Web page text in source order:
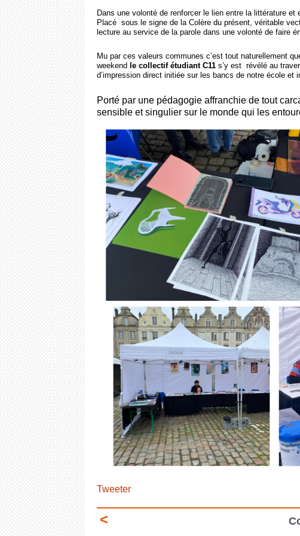
Dans une volonté de renforcer le lien entre la littérature
Placé sous le signe de la Colère du présent, véritable
lecture au service de la parole dans une volonté de faire
Mu par ces valeurs communes c’est tout naturellement
weekend le collectif étudiant C11 s’y est révélé au
d’impression direct initiée sur les bancs de notre école et
Porté par une pédagogie affranchie de tout
sensible et singulier sur le monde qui les
Tweeter
<